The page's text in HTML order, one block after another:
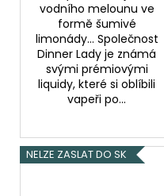
vodního melounu ve
formě šumivé
limonády... Společnost
Dinner Lady je známá
svými prémiovými
liquidy, které si oblíbili
vapeři po...
NELZE ZASLAT DO SK